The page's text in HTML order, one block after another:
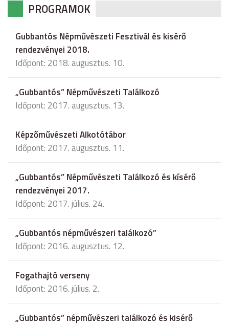
PROGRAMOK
Gubbantós Népművészeti Fesztivál és kisérő
rendezvényei 2018.
Időpont: 2018. augusztus. 10.
„Gubbantós” Népművészeti Találkozó
Időpont: 2017. augusztus. 13.
Képzőművészeti Alkotótábor
Időpont: 2017. augusztus. 11.
„Gubbantós” Népművészeti Találkozó és kísérő
rendezvényei 2017.
Időpont: 2017. július. 24.
„Gubbantós népművészeri találkozó”
Időpont: 2016. augusztus. 12.
Fogathajtó verseny
Időpont: 2016. július. 2.
„Gubbantós” népművészeri találkozó és kisérő